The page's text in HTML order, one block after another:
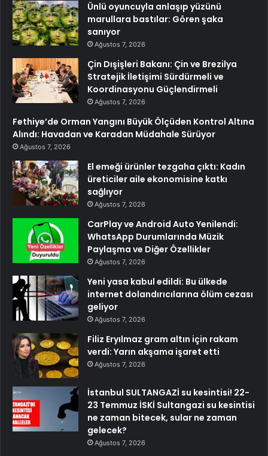
Ünlü oyuncuyla anlaşıp yüzünü
marullara bastılar: Gören şaka
sanıyor
Ağustos 7, 2026
Çin Dışişleri Bakanı: Çin ve Brezilya
Stratejik İletişimi Sürdürmeli ve
Koordinasyonu Güçlendirmeli
Ağustos 7, 2026
Fethiye’de Orman Yangını Büyük Ölçüden Kontrol Altına
Alındı: Havadan ve Karadan Müdahale Sürüyor
Ağustos 7, 2026
El emeği ürünler tezgaha çıktı: Kadın
üreticiler aile ekonomisine katkı
sağlıyor
Ağustos 7, 2026
CarPlay ve Android Auto Yenilendi:
WhatsApp Durumlarında Müzik
Paylaşma ve Diğer Özellikler
Ağustos 7, 2026
Yeni yasa kabul edildi: Bu ülkede
internet dolandırıcılarına ölüm cezası
geliyor
Ağustos 7, 2026
Filiz Eryılmaz gram altın için rakam
verdi: Yarın akşama işaret etti
Ağustos 7, 2026
İstanbul SULTANGAZİ su kesintisi! 22-
23 Temmuz İSKİ Sultangazi su kesintisi
ne zaman bitecek, sular ne zaman
gelecek?
Ağustos 7, 2026